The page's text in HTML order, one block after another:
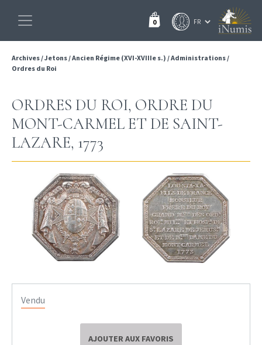
0
Archives/Jetons/Ancien Régime (XVI-XVIIIe s.) /Administrations/
Ordres du Roi
ORDRES DU ROI, ORDRE DU
MONT-CARMEL ET DE SAINT-
LAZARE, 1773
Vendu
AJOUTER AUX FAVORIS